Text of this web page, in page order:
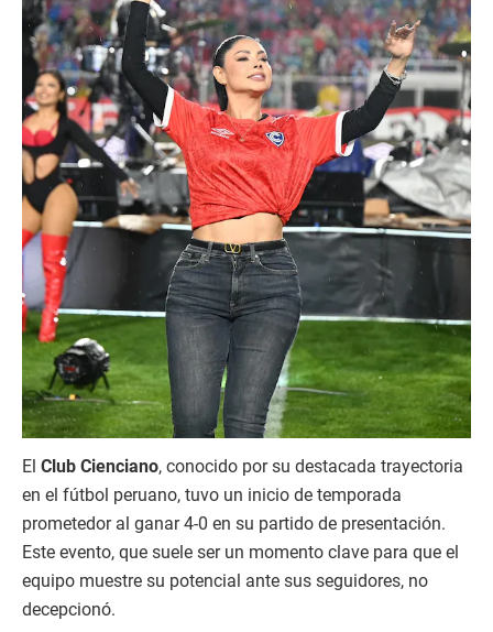
El Club Cienciano, conocido por su destacada trayectoria
en el fútbol peruano, tuvo un inicio de temporada
prometedor al ganar 4-0 en su partido de presentación.
Este evento, que suele ser un momento clave para que el
equipo muestre su potencial ante sus seguidores, no
decepcionó.